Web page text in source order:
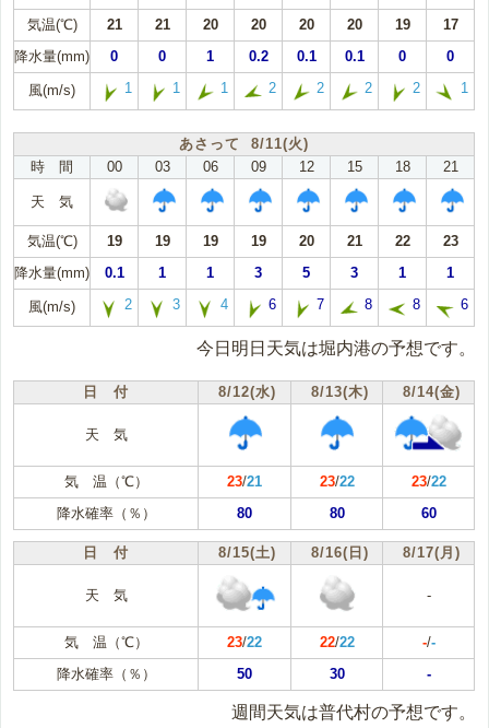
気温(℃) 21 21 20 20 20 20 19
17
降水量(mm)
0 0 1 0.2 0.1 0.1 0 0
風(m/s) 1 1 1 2 2 2 2 1
あさって 8/11(火)
時 間
00 03 06 09 12 15 18 21
天 気
気温(℃) 19 19 19 19 20 21 22
23
降水量(mm)
0.1 1 1 3 5 3 1 1
風(m/s) 2 3 4 6 7 8 8 6
今日明日天気は堀内港の予想です。
日 付 8/12(水) 8/13(木) 8/14(金)
天 気
気 温（℃） 23/21 23/22 23/22
降水確率（％）
80 80 60
日 付 8/15(土) 8/16(日) 8/17(月)
天 気 -
気 温（℃） 23/22 22/22 -/-
降水確率（％）
50 30 -
週間天気は普代村の予想です。